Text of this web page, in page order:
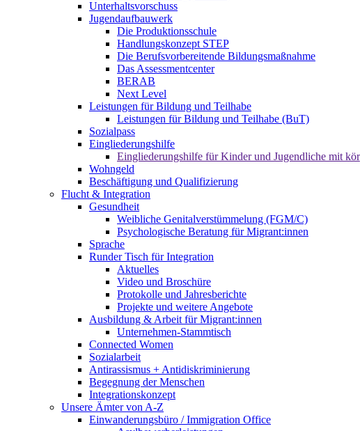
Unterhaltsvorschuss
Jugendaufbauwerk
Die Produktionsschule
Handlungskonzept STEP
Die Berufsvorbereitende Bildungsmaßnahme
Das Assessmentcenter
BERAB
Next Level
Leistungen für Bildung und Teilhabe
Leistungen für Bildung und Teilhabe (BuT)
Sozialpass
Eingliederungshilfe
Eingliederungshilfe für Kinder und Jugendliche mit
Wohngeld
Beschäftigung und Qualifizierung
Flucht & Integration
Gesundheit
Weibliche Genitalverstümmelung (FGM/C)
Psychologische Beratung für Migrant:innen
Sprache
Runder Tisch für Integration
Aktuelles
Video und Broschüre
Protokolle und Jahresberichte
Projekte und weitere Angebote
Ausbildung & Arbeit für Migrant:innen
Unternehmen-Stammtisch
Connected Women
Sozialarbeit
Antirassismus + Antidiskriminierung
Begegnung der Menschen
Integrationskonzept
Unsere Ämter von A-Z
Einwanderungsbüro / Immigration Office